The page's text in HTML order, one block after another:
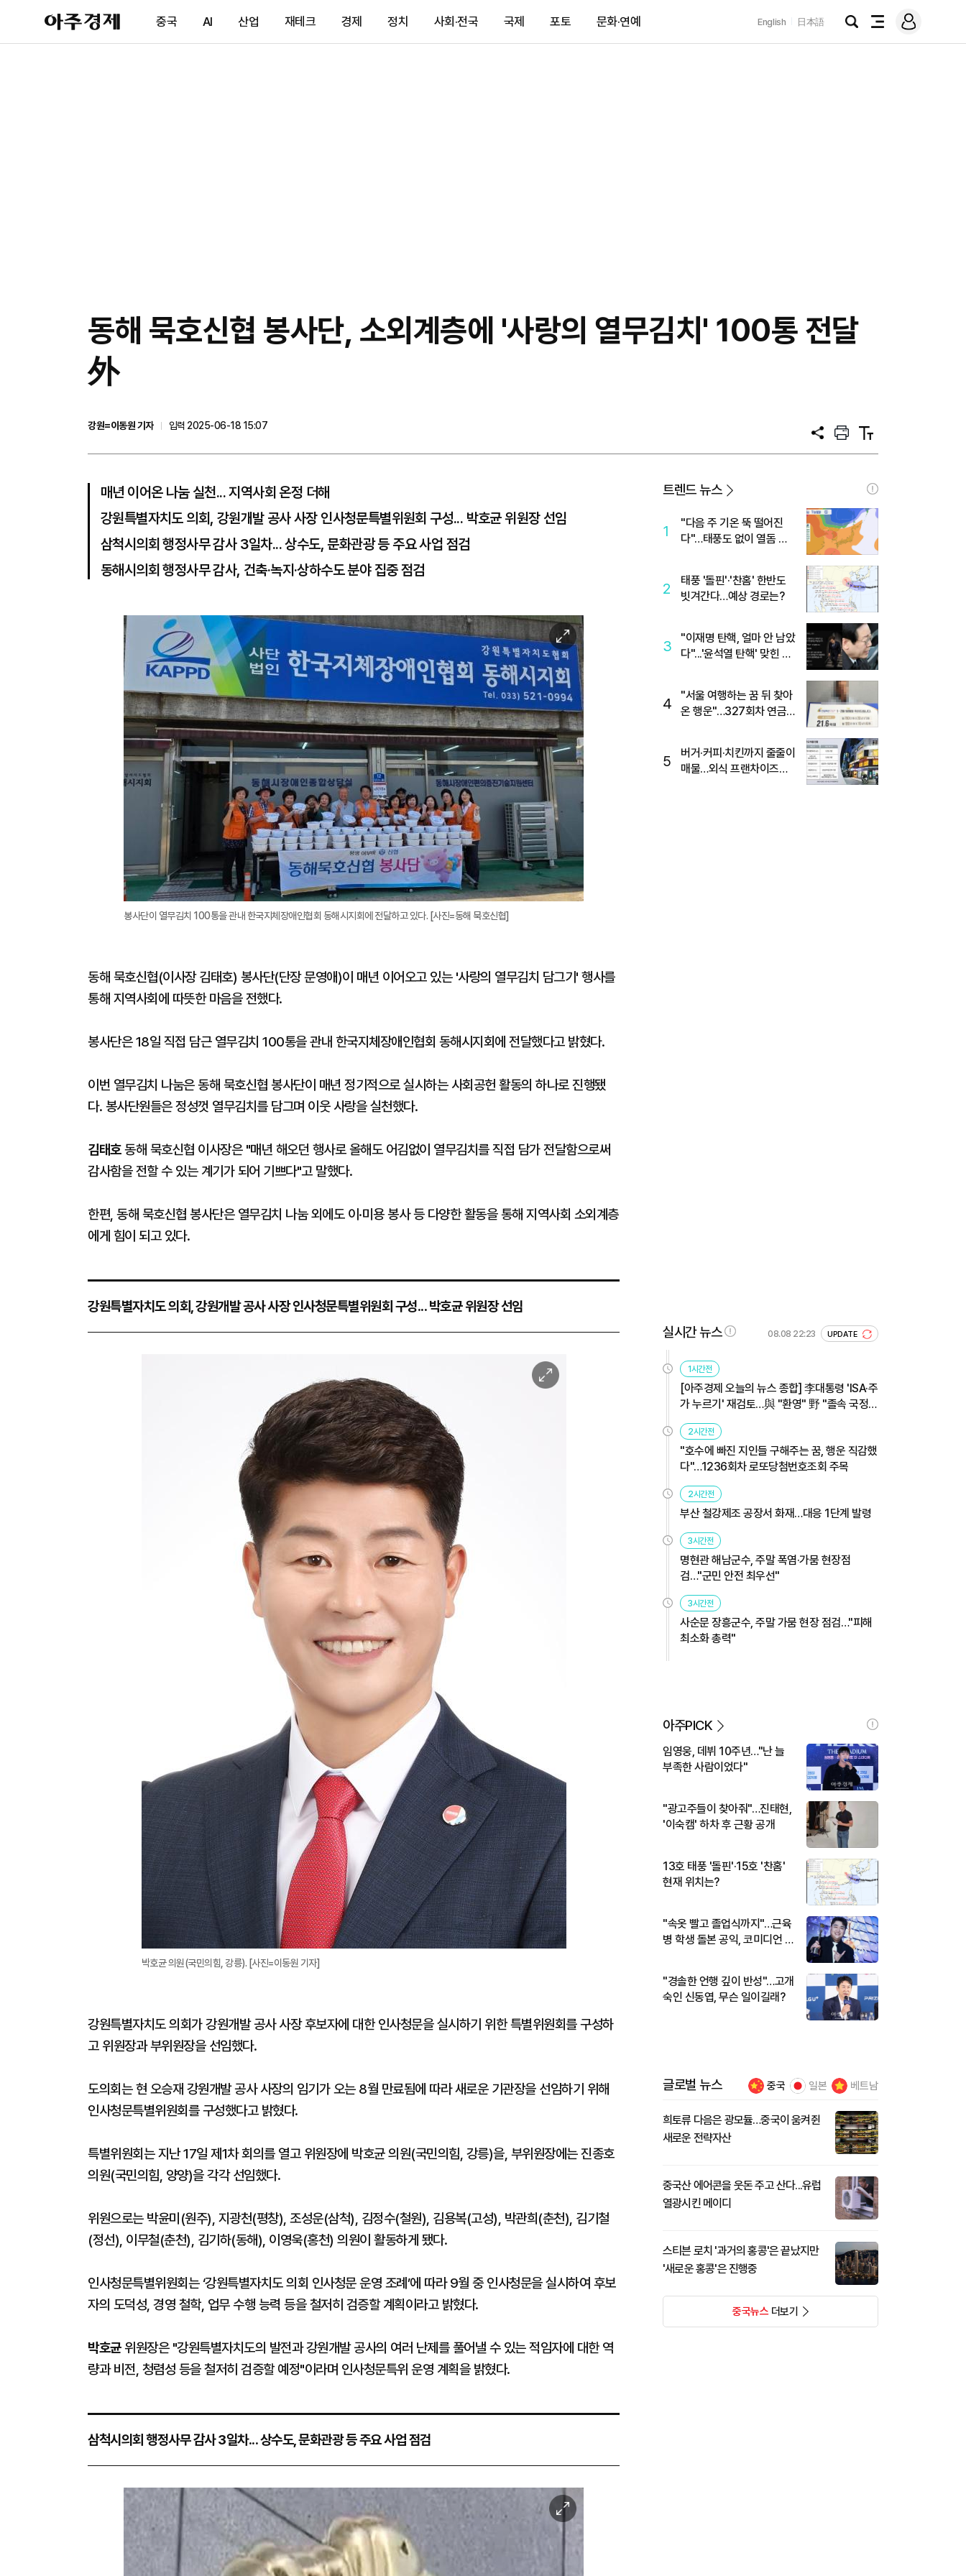
아
주
제
중국 AI 산업 재테크 경제 정치 사회·전국 국제 포토 문화·연예 English 日本語
검
전
메
그
동해 묵호신협 봉사단, 소외계층에 '사랑의 열무김치' 100통 전달
外
강원=이동원 기자
입력 2025-06-18 15:07
공
프
트
텍
트
매년 이어온 나눔 실천... 지역사회 온정 더해
강원특별자치도 의회, 강원개발 공사 사장 인사청문특별위원회 구성... 박호균 위원장 선임
삼척시의회 행정사무 감사 3일차... 상수도, 문화관광 등 주요 사업 점검
동해시의회 행정사무 감사, 건축·녹지·상하수도 분야 집중 점검
이
미
지
확
대
봉사단이 열무김치 100통을 관내 한국지체장애인협회 동해시지회에 전달하고 있다. [사진=동해 묵호신협]
동해 묵호신협(이사장 김태호) 봉사단(단장 문영애)이 매년 이어오고 있는 '사랑의 열무김치 담그기' 행사를
통해 지역사회에 따뜻한 마음을 전했다.
봉사단은 18일 직접 담근 열무김치 100통을 관내 한국지체장애인협회 동해시지회에 전달했다고 밝혔다.
이번 열무김치 나눔은 동해 묵호신협 봉사단이 매년 정기적으로 실시하는 사회공헌 활동의 하나로 진행됐
다. 봉사단원들은 정성껏 열무김치를 담그며 이웃 사랑을 실천했다.
김태호동해 묵호신협 이사장은 "매년 해오던 행사로 올해도 어김없이 열무김치를 직접 담가 전달함으로써
감사함을 전할 수 있는 계기가 되어 기쁘다"고 말했다.
한편, 동해 묵호신협 봉사단은 열무김치 나눔 외에도 이·미용 봉사 등 다양한 활동을 통해 지역사회 소외계층
에게 힘이 되고 있다.
강원특별자치도 의회, 강원개발 공사 사장 인사청문특별위원회 구성... 박호균 위원장 선임
이
미
박호균 의원(국민의힘, 강릉). [사진=이동원 기자]
강원특별자치도 의회가 강원개발 공사 사장 후보자에 대한 인사청문을 실시하기 위한 특별위원회를 구성하
고 위원장과 부위원장을 선임했다.
도의회는 현 오승재 강원개발 공사 사장의 임기가 오는 8월 만료됨에 따라 새로운 기관장을 선임하기 위해
인사청문특별위원회를 구성했다고 밝혔다.
특별위원회는 지난 17일 제1차 회의를 열고 위원장에 박호균 의원(국민의힘, 강릉)을, 부위원장에는 진종호
의원(국민의힘, 양양)을 각각 선임했다.
위원으로는 박윤미(원주), 지광천(평창), 조성운(삼척), 김정수(철원), 김용복(고성), 박관희(춘천), 김기철
(정선), 이무철(춘천), 김기하(동해), 이영욱(홍천) 의원이 활동하게 됐다.
인사청문특별위원회는 ‘강원특별자치도 의회 인사청문 운영 조례’에 따라 9월 중 인사청문을 실시하여 후보
자의 도덕성, 경영 철학, 업무 수행 능력 등을 철저히 검증할 계획이라고 밝혔다.
박호균위원장은 "강원특별자치도의 발전과 강원개발 공사의 여러 난제를 풀어낼 수 있는 적임자에 대한 역
량과 비전, 청렴성 등을 철저히 검증할 예정"이라며 인사청문특위 운영 계획을 밝혔다.
삼척시의회 행정사무 감사 3일차... 상수도, 문화관광 등 주요 사업 점검
이
미
지
트렌드 뉴스
1
"다음 주 기온 뚝 떨어진
다"…태풍도 없이 열돔 박
2
태풍 '돌핀'·'찬홈' 한반도
빗겨간다…예상 경로는?
3
"이재명 탄핵, 얼마 안 남았
다"...'윤석열 탄핵' 맞힌 무
4
"서울 여행하는 꿈 뒤 찾아
온 행운"…327회차 연금
5
버거·커피·치킨까지 줄줄이
매물…외식 프랜차이즈
실시간 뉴스 08.08 22:23 UPDATE
1시간전
[아주경제 오늘의 뉴스 종합] 李대통령 'ISA·주
가 누르기' 재검토…與 "환영" 野 "졸속 국정"
外
2시간전
"호수에 빠진 지인들 구해주는 꿈, 행운 직감했
다"…1236회차 로또당첨번호조회 주목
2시간전
부산 철강제조 공장서 화재…대응 1단계 발령
3시간전
명현관 해남군수, 주말 폭염·가뭄 현장점
검…"군민 안전 최우선"
3시간전
사순문 장흥군수, 주말 가뭄 현장 점검…"피해
최소화 총력"
아주PICK
임영웅, 데뷔 10주년…"난 늘
부족한 사람이었다"
"광고주들이 찾아줘"…진태현,
'이숙캠' 하차 후 근황 공개
13호 태풍 '돌핀'·15호 '찬홈'
현재 위치는?
"속옷 빨고 졸업식까지"…근육
병 학생 돌본 공익, 코미디언 김
"경솔한 언행 깊이 반성"…고개
숙인 신동엽, 무슨 일이길래?
글로벌 뉴스 중국 일본 베트남
희토류 다음은 광모듈…중국이 움켜쥔
새로운 전략자산
중국산 에어콘을 웃돈 주고 산다...유럽
열광시킨 메이디
스티븐 로치 '과거의 홍콩'은 끝났지만
'새로운 홍콩'은 진행중
중국뉴스더보기